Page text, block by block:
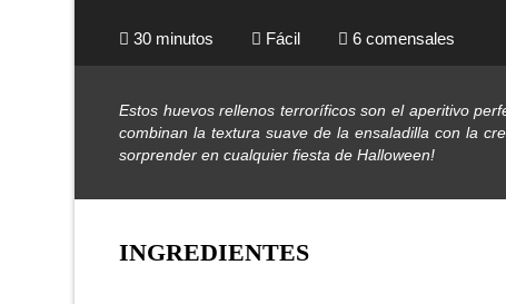
30 minutos Fácil 6 comensales
Estos huevos rellenos terroríficos son el aperitivo
combinan la textura suave de la ensaladilla con la
sorprender en cualquier fiesta de Halloween!
INGREDIENTES